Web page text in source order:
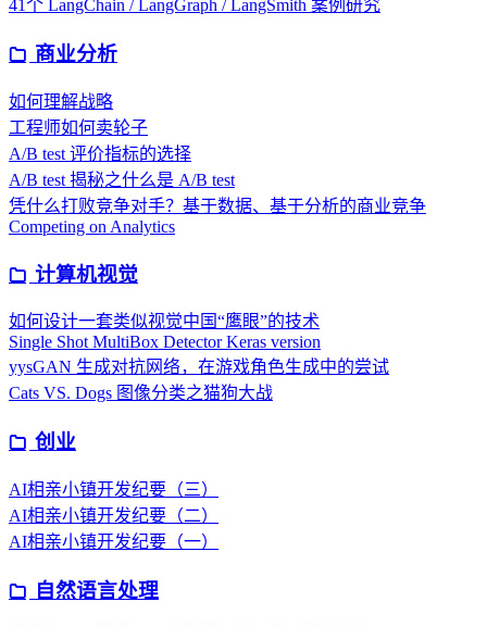
41个 LangChain / LangGraph / LangSmith 案例研究
商业分析
如何理解战略
工程师如何卖轮子
A/B test 评价指标的选择
A/B test 揭秘之什么是 A/B test
凭什么打败竞争对手？基于数据、基于分析的商业竞争
Competing on Analytics
计算机视觉
如何设计一套类似视觉中国“鹰眼”的技术
Single Shot MultiBox Detector Keras version
yysGAN 生成对抗网络，在游戏角色生成中的尝试
Cats VS. Dogs 图像分类之猫狗大战
创业
AI相亲小镇开发纪要（三）
AI相亲小镇开发纪要（二）
AI相亲小镇开发纪要（一）
自然语言处理